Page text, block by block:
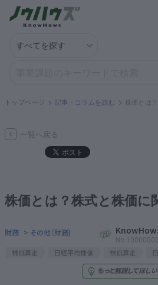
解決策を募集する
契約書ひな型を探す
専門家に電話する
資本政策を無料でお
トップページ 記事・コラムを読む 株価とは
一覧へ戻る
株価とは？株式と株価に
財務 > その他（財務)
株価算定 日経平均株価 株価算定
もっと解説してほしい